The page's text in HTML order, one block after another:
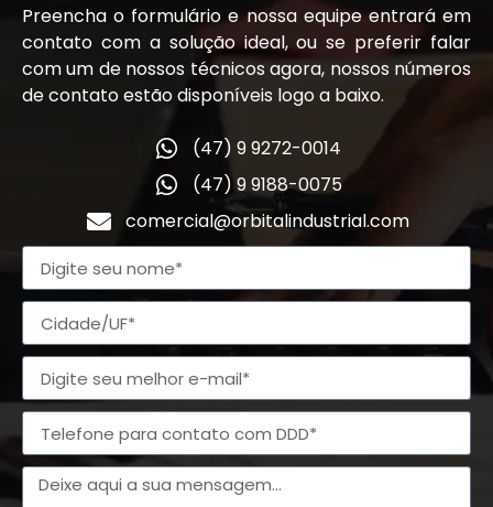
Preencha o formulário e nossa equipe entrará em
contato com a solução ideal, ou se preferir falar
com um de nossos técnicos agora, nossos números
de contato estão disponíveis logo a baixo.
(47) 9 9272-0014
(47) 9 9188-0075
comercial@orbitalindustrial.com